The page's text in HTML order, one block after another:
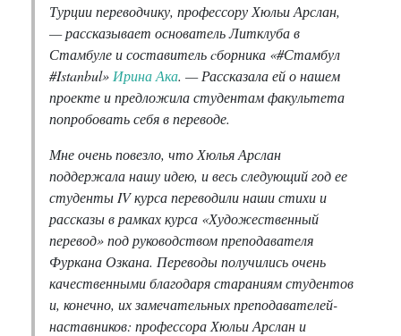
Турции переводчику, профессору Хюльи Арслан,
— рассказывает основатель Литклуба в
Стамбуле и составитель cборника «#Стамбул
#Istanbul» Ирина Ака. — Рассказала ей о нашем
проекте и предложила студентам факультета
попробовать себя в переводе.
Мне очень повезло, что Хюлья Арслан
поддержала нашу идею, и весь следующий год ее
студенты IV курса переводили наши стихи и
рассказы в рамках курса «Художественный
перевод» под руководством преподавателя
Фуркана Озкана. Переводы получились очень
качественными благодаря стараниям студентов
и, конечно, их замечательных преподавателей-
наставников: профессора Хюльи Арслан и